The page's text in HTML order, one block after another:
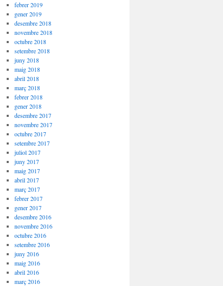
febrer 2019
gener 2019
desembre 2018
novembre 2018
octubre 2018
setembre 2018
juny 2018
maig 2018
abril 2018
març 2018
febrer 2018
gener 2018
desembre 2017
novembre 2017
octubre 2017
setembre 2017
juliol 2017
juny 2017
maig 2017
abril 2017
març 2017
febrer 2017
gener 2017
desembre 2016
novembre 2016
octubre 2016
setembre 2016
juny 2016
maig 2016
abril 2016
març 2016